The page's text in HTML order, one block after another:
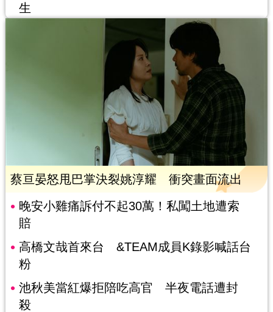
生
蔡亘晏怒甩巴掌決裂姚淳耀 衝突畫面流出
晚安小雞痛訴付不起30萬！私闖土地遭索
賠
高橋文哉首來台 &TEAM成員K錄影喊話台
粉
池秋美當紅爆拒陪吃高官 半夜電話遭封
殺